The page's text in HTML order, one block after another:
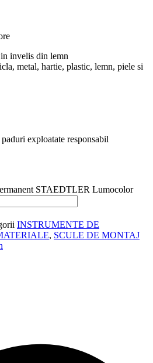
invelis din lemn
metal, hartie, plastic, lemn, piele si
exploatate responsabil
STAEDTLER Lumocolor
INSTRUMENTE DE
, SCULE DE MONTAJ